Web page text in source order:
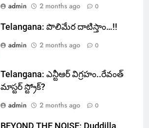
admin
2 months ago 0
Telangana: పొలిమేర దాటిస్తాం…!!
admin
2 months ago 0
Telangana: ఎన్టీఆర్ విగ్రహం..రేవంత్
మాస్టర్ స్ట్రోక్‌?
admin
2 months ago 0